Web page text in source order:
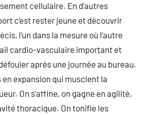
cellulaire. En d’autres
c’est rester jeune et découvrir
l’un dans la mesure où l’autre
cardio-vasculaire important et
après une journée au bureau.
en expansion qui musclent la
On s’affine, on gagne en agilité,
thoracique. On tonifie les